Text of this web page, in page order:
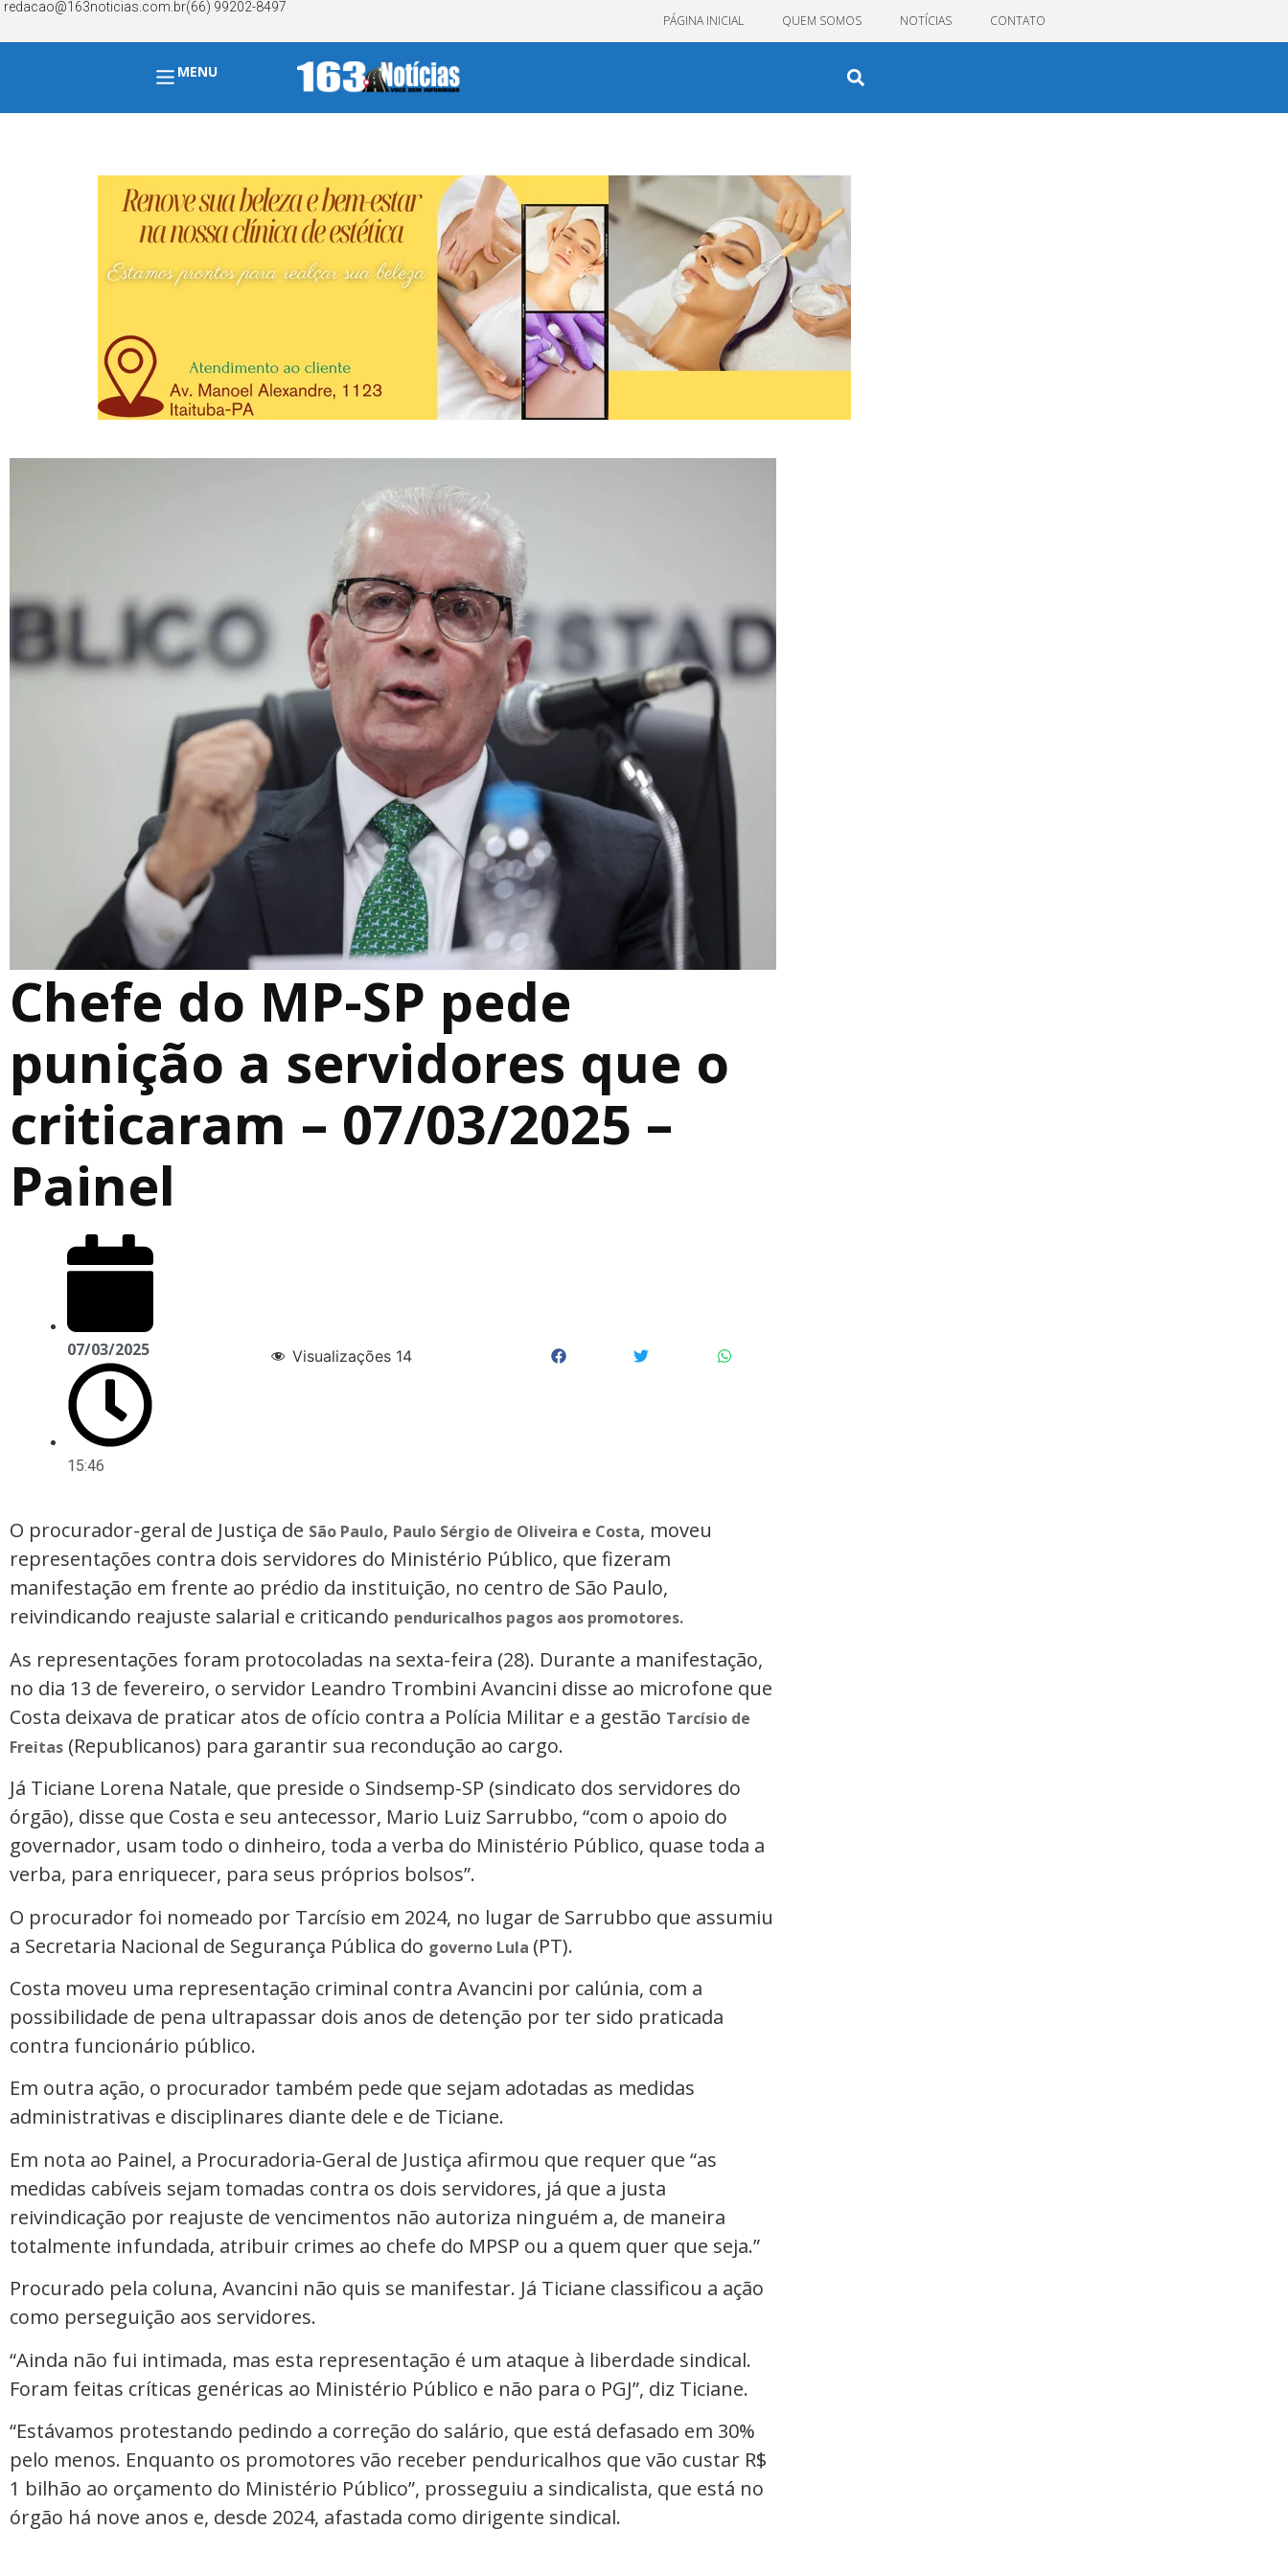
redacao@163noticias.com.br(66) 99202-8497
PÁGINA INICIAL QUEM SOMOS NOTÍCIAS CONTATO
MENU
Chefe do MP-SP pede
punição a servidores que o
criticaram – 07/03/2025 –
Painel
07/03/2025
15:46
Visualizações 14
O procurador-geral de Justiça de São Paulo, Paulo Sérgio de Oliveira e Costa, moveu
representações contra dois servidores do Ministério Público, que fizeram
manifestação em frente ao prédio da instituição, no centro de São Paulo,
reivindicando reajuste salarial e criticando penduricalhos pagos aos promotores.
As representações foram protocoladas na sexta-feira (28). Durante a manifestação,
no dia 13 de fevereiro, o servidor Leandro Trombini Avancini disse ao microfone que
Costa deixava de praticar atos de ofício contra a Polícia Militar e a gestão Tarcísio de
Freitas (Republicanos) para garantir sua recondução ao cargo.
Já Ticiane Lorena Natale, que preside o Sindsemp-SP (sindicato dos servidores do
órgão), disse que Costa e seu antecessor, Mario Luiz Sarrubbo, “com o apoio do
governador, usam todo o dinheiro, toda a verba do Ministério Público, quase toda a
verba, para enriquecer, para seus próprios bolsos”.
O procurador foi nomeado por Tarcísio em 2024, no lugar de Sarrubbo que assumiu
a Secretaria Nacional de Segurança Pública do governo Lula (PT).
Costa moveu uma representação criminal contra Avancini por calúnia, com a
possibilidade de pena ultrapassar dois anos de detenção por ter sido praticada
contra funcionário público.
Em outra ação, o procurador também pede que sejam adotadas as medidas
administrativas e disciplinares diante dele e de Ticiane.
Em nota ao Painel, a Procuradoria-Geral de Justiça afirmou que requer que “as
medidas cabíveis sejam tomadas contra os dois servidores, já que a justa
reivindicação por reajuste de vencimentos não autoriza ninguém a, de maneira
totalmente infundada, atribuir crimes ao chefe do MPSP ou a quem quer que seja.”
Procurado pela coluna, Avancini não quis se manifestar. Já Ticiane classificou a ação
como perseguição aos servidores.
“Ainda não fui intimada, mas esta representação é um ataque à liberdade sindical.
Foram feitas críticas genéricas ao Ministério Público e não para o PGJ”, diz Ticiane.
“Estávamos protestando pedindo a correção do salário, que está defasado em 30%
pelo menos. Enquanto os promotores vão receber penduricalhos que vão custar R$
1 bilhão ao orçamento do Ministério Público”, prosseguiu a sindicalista, que está no
órgão há nove anos e, desde 2024, afastada como dirigente sindical.